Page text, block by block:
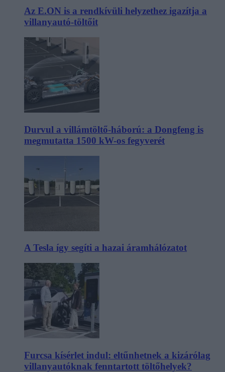
Az E.ON is a rendkívüli helyzethez igazítja a
villanyautó-töltőit
Durvul a villámtöltő-háború: a Dongfeng is
megmutatta 1500 kW-os fegyverét
A Tesla így segíti a hazai áramhálózatot
Furcsa kísérlet indul: eltűnhetnek a kizárólag
villanyautóknak fenntartott töltőhelyek?